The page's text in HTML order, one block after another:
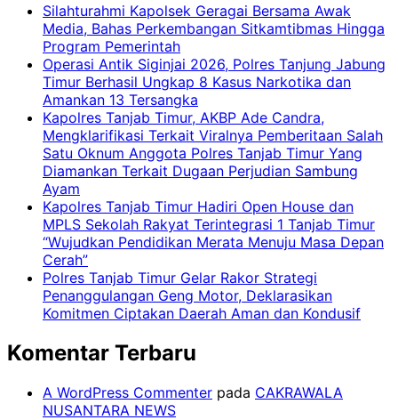
Silahturahmi Kapolsek Geragai Bersama Awak
Media, Bahas Perkembangan Sitkamtibmas Hingga
Program Pemerintah
Operasi Antik Siginjai 2026, Polres Tanjung Jabung
Timur Berhasil Ungkap 8 Kasus Narkotika dan
Amankan 13 Tersangka
Kapolres Tanjab Timur, AKBP Ade Candra,
Mengklarifikasi Terkait Viralnya Pemberitaan Salah
Satu Oknum Anggota Polres Tanjab Timur Yang
Diamankan Terkait Dugaan Perjudian Sambung
Ayam
Kapolres Tanjab Timur Hadiri Open House dan
MPLS Sekolah Rakyat Terintegrasi 1 Tanjab Timur
“Wujudkan Pendidikan Merata Menuju Masa Depan
Cerah”
Polres Tanjab Timur Gelar Rakor Strategi
Penanggulangan Geng Motor, Deklarasikan
Komitmen Ciptakan Daerah Aman dan Kondusif
Komentar Terbaru
A WordPress Commenter pada CAKRAWALA
NUSANTARA NEWS